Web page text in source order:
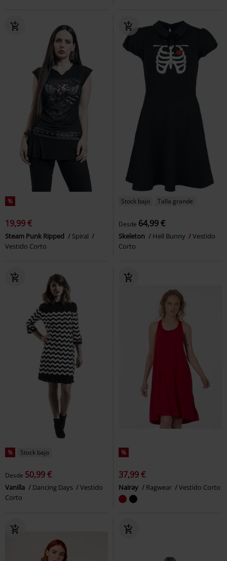
%
19,99 €
Steam Punk Ripped
Spiral
Vestido Corto
Stock bajo Talla grande
Desde 64,99 €
Skeleton Hell Bunny
Vestido
Corto
% Stock bajo
Desde 50,99 €
Vanilla Dancing Days
Vestido
Corto
%
37,99 €
Nairay Ragwear Vestido Corto